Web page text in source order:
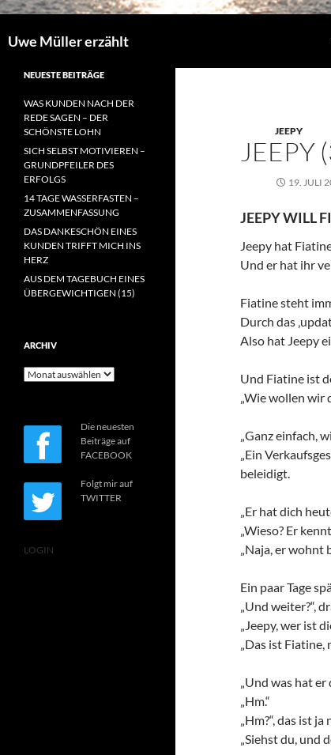
Uwe Müller erzählt
JEEPY
JEEPY
19. JULI
JEEPY WILL
Jeepy hat
Und er hat ihr
Fiatine steht
Durch das
Also hat Jeepy
Und Fiatine ist
„Wie wollen wir
„Ganz einfach,
„Ein
beleidigt.
„Er hat dich
„Wieso? Er
„Naja, er wohnt
Ein paar Tage
„Und weiter?“,
„Jeepy, wer ist
„Das ist Fiatine,
„Und was hat
„Hm.“
„Hm?“, das ist
„Siehst du, und
NEUESTE BEITRÄGE
WAS KUNDEN NACH DER
REDE SAGEN – DER
SCHÖNSTE LOHN
SICH SELBST MOTIVIEREN –
GRUNDPFEILER DES
ERFOLGS
14 TAGE WASSERFASTEN –
ZUSAMMENFASSUNG
DAS DANKESCHÖN EINES
KUNDEN TRIFFT MICH INS
HERZ
AUS DEM TAGEBUCH EINES
ÜBERGEWICHTIGEN (15)
ARCHIV
Archiv
Die neuesten
Beiträge auf
FACEBOOK
Folgt mir auf
TWITTER
LOGIN